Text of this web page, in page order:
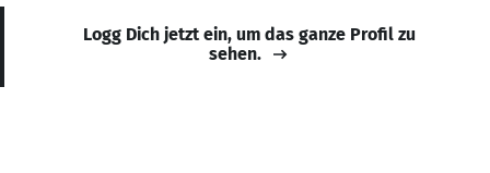
Logg Dich jetzt ein, um das ganze Profil zu
sehen.